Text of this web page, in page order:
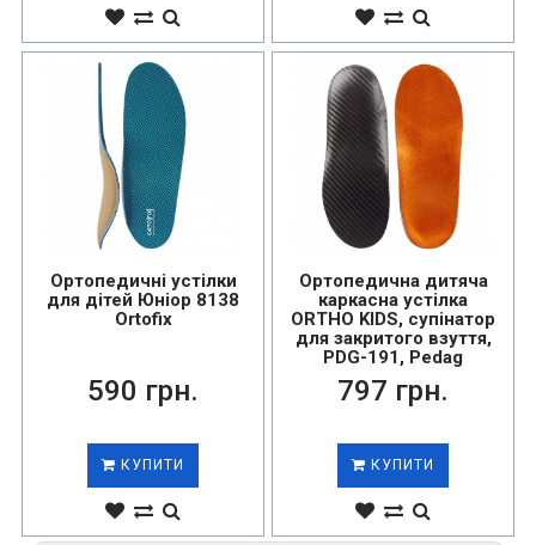
Ортопедичні устілки
для дітей Юніор 8138
Ortofix
590 грн.
КУПИТИ
Ортопедична дитяча
каркасна устілка
ORTHO KIDS, супінатор
для закритого взуття,
PDG-191, Pedag
797 грн.
КУПИТИ